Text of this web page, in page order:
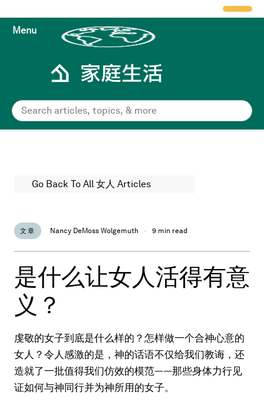
Menu
Go Back To All 女人 Articles
文章 Nancy DeMoss Wolgemuth · 9 min read
是什么让女人活得有意
义？
虔敬的女子到底是什么样的？怎样做一个合神心意的
女人？令人感激的是，神的话语不仅给我们教诲，还
造就了一批值得我们仿效的模范——那些身体力行见
证如何与神同行并为神所用的女子。